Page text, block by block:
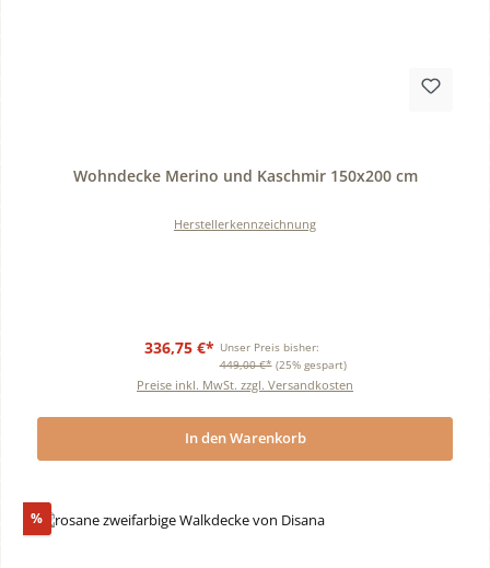
Wohndecke Merino und Kaschmir 150x200 cm
Herstellerkennzeichnung
336,75 €* Unser Preis bisher:
449,00 €* (25% gespart)
Preise inkl. MwSt. zzgl. Versandkosten
In den Warenkorb
%Rabatt